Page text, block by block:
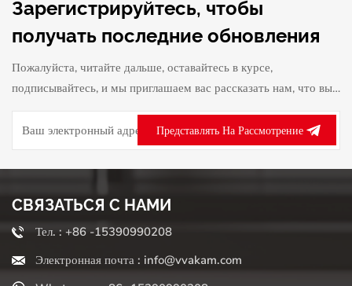
Зарегистрируйтесь, чтобы
получать последние обновления
Пожалуйста, читайте дальше, оставайтесь в курсе,
подписывайтесь, и мы приглашаем вас рассказать нам, что вы
думаете.
Представлять На Рассмотрение
СВЯЗАТЬСЯ С НАМИ
Тел. : +86 -15390990208
Электронная почта : info@vvakam.com